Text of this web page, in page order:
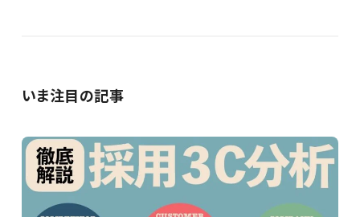
いま注目の記事